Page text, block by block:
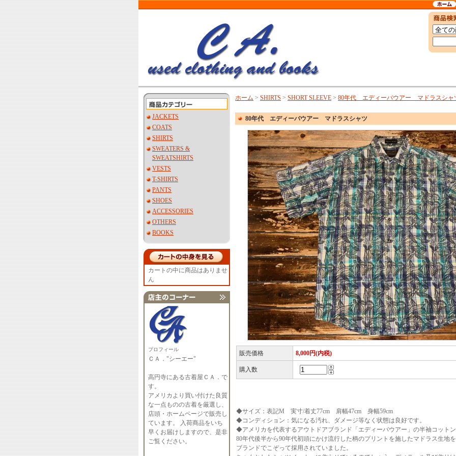
JACKETS
COATS
SHIRTS
SWEATERS &
SWEATSHIRTS
VESTS
T-SHIRTS
PANTS
SHOES
ACCESSORIES
OTHERS
BOOKS
カートの中に商品はありませ
ん
プロフィール
ＣＡ．"シーエー"
高円寺にある古着屋ＣＡ．で
す。
アメリカより買い付けた良質
な一点ものの古着を厳選し、
店頭・ホームページで販売し
ています。 入荷商品をいち
早くお届けしますので、是非
ご覧ください。
ホーム > SHIRTS > SHORT SLEEVE > 80年代 エディーバウアー マドラスシャ
80年代 エディーバウアー マドラスシャツ
販売価格 8,000円(内税)
購入数
◆サイズ：表記M 実寸/着丈77cm 肩幅47cm 身幅59cm
◆コンディション：気になる汚れ、ダメージ等なく状態は良好です。
◆アメリカを代表するアウトドアブランド「エディーバウアー」の半袖コット
80年代後半から90年代初頭にかけ流行した柄のプリントを施したマドラス生地
ブランドでこぞって採用されていました。